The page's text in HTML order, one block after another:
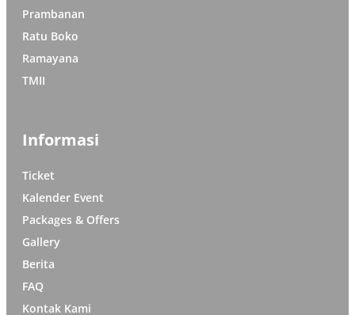
Prambanan
Ratu Boko
Ramayana
TMII
Informasi
Ticket
Kalender Event
Packages & Offers
Gallery
Berita
FAQ
Kontak Kami